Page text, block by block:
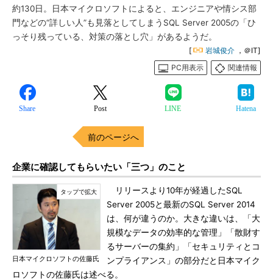
約130日。日本マイクロソフトによると、エンジニアや情シス部
門などの“詳しい人”も見落としてしまうSQL Server 2005の「ひ
っそり残っている、対策の落とし穴」があるようだ。
[ 岩城俊介 ，＠IT]
PC用表示
関連情報
Share Post LINE Hatena
前のページへ
企業に確認してもらいたい「三つ」のこと
日本マイクロソフトの佐藤氏
リリースより10年が経過したSQL
Server 2005と最新のSQL Server 2014
は、何が違うのか。大きな違いは、「大
規模なデータの効率的な管理」「散財す
るサーバーの集約」「セキュリティとコ
ンプライアンス」の部分だと日本マイク
ロソフトの佐藤氏は述べる。